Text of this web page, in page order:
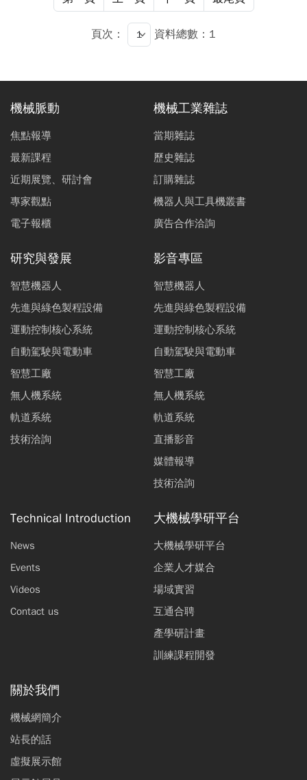
頁次： 資料總數：1
機械脈動
焦點報導
最新課程
近期展覽、研討會
專家觀點
電子報櫃
機械工業雜誌
當期雜誌
歷史雜誌
訂購雜誌
機器人與工具機叢書
廣告合作洽詢
研究與發展
智慧機器人
先進與綠色製程設備
運動控制核心系統
自動駕駛與電動車
智慧工廠
無人機系統
軌道系統
技術洽詢
影音專區
智慧機器人
先進與綠色製程設備
運動控制核心系統
自動駕駛與電動車
智慧工廠
無人機系統
軌道系統
直播影音
媒體報導
技術洽詢
Technical Introduction
News
Events
Videos
Contact us
大機械學研平台
大機械學研平台
企業人才媒合
場域實習
互通合聘
產學研計畫
訓練課程開發
關於我們
機械網簡介
站長的話
虛擬展示館